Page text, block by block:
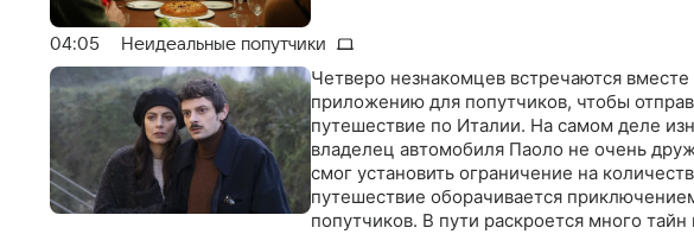
04:05 Неидеальные попутчики
Четверо незнакомцев встречаются
приложению для попутчиков, чтобы
путешествие по Италии. На самом деле
владелец автомобиля Паоло не очень
смог установить ограничение на
путешествие оборачивается
попутчиков. В пути раскроется много